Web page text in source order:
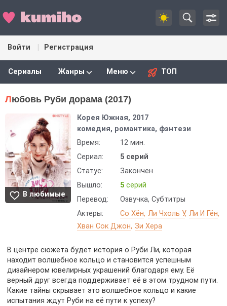
Войти Регистрация
Сериалы Жанры Меню ТОП
Любовь Руби дорама (2017)
В любимые
Корея Южная, 2017
комедия, романтика, фэнтези
Время:
12 мин.
Сериал:
5 серий
Статус:
Закончен
Вышло:
5серий
Перевод:
Озвучка, Субтитры
Актеры:
Со Хён Ли Чхоль У Ли И Гён
Хван Сок Джон Зи Хера
В центре сюжета будет история о Руби Ли, которая
находит волшебное кольцо и становится успешным
дизайнером ювелирных украшений благодаря ему. Её
верный друг всегда поддерживает её в этом трудном пути.
Какие тайны скрывает это волшебное кольцо и какие
испытания ждут Руби на её пути к успеху?